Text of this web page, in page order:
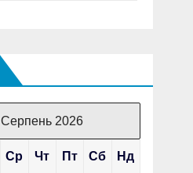
Серпень 2026
Ср Чт Пт Сб Нд